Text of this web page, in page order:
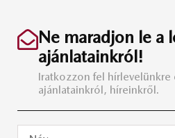
Ne maradjon le a
ajánlatainkról!
Iratkozzon fel hírlevelünkre
ajánlatainkról, híreinkről.